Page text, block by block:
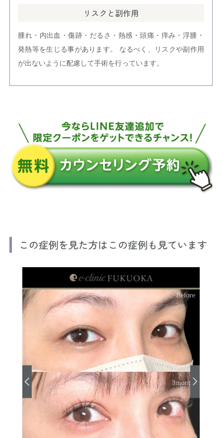
リスクと副作用
腫れ・内出血・傷跡・だるさ・熱感・頭痛・痒み・浮腫・
発熱等を生じる事があります。 なるべく、リスクや副作用
が出ないように配慮して手術を行っています。
この症例を見た方はこの症例も見ています